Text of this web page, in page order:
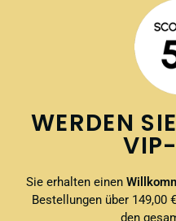
WERDEN
Sie erhalten einen
Bestellungen über 149,00
den